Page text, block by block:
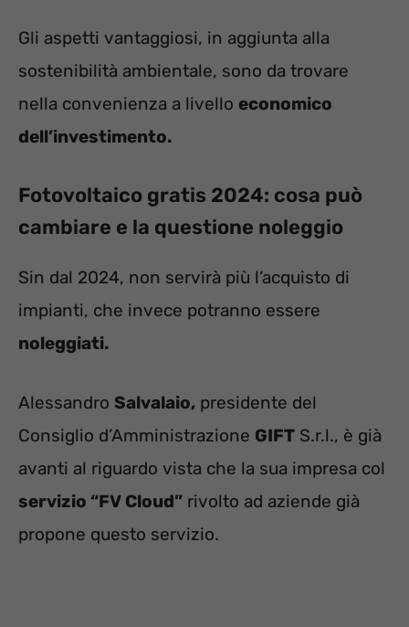
Gli aspetti vantaggiosi, in aggiunta alla
sostenibilità ambientale, sono da trovare
nella convenienza a livello economico
dell’investimento.
Fotovoltaico gratis 2024: cosa può
cambiare e la questione noleggio
Sin dal 2024, non servirà più l’acquisto di
impianti, che invece potranno essere
noleggiati.
Alessandro Salvalaio, presidente del
Consiglio d’Amministrazione GIFT S.r.l., è già
avanti al riguardo vista che la sua impresa col
servizio “FV Cloud” rivolto ad aziende già
propone questo servizio.